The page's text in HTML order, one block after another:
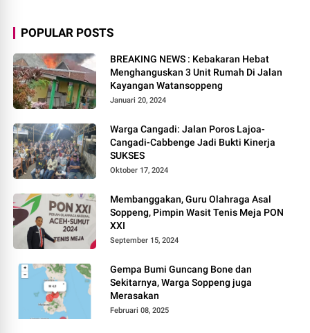
POPULAR POSTS
BREAKING NEWS : Kebakaran Hebat
Menghanguskan 3 Unit Rumah Di Jalan
Kayangan Watansoppeng
Januari 20, 2024
Warga Cangadi: Jalan Poros Lajoa-
Cangadi-Cabbenge Jadi Bukti Kinerja
SUKSES
Oktober 17, 2024
Membanggakan, Guru Olahraga Asal
Soppeng, Pimpin Wasit Tenis Meja PON
XXI
September 15, 2024
Gempa Bumi Guncang Bone dan
Sekitarnya, Warga Soppeng juga
Merasakan
Februari 08, 2025